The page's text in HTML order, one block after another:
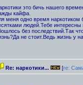
это бичь нашего
кайфа.
меня одно время
людей.Тебе
без последствий.Так
не стоит.Ведь жизнь у
Re: наркотики... [re: